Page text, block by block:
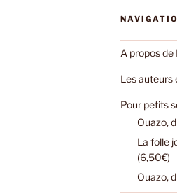
A propos
Les auteurs
Pour petits
Ouazo,
La folle
(6,50€)
Ouazo,